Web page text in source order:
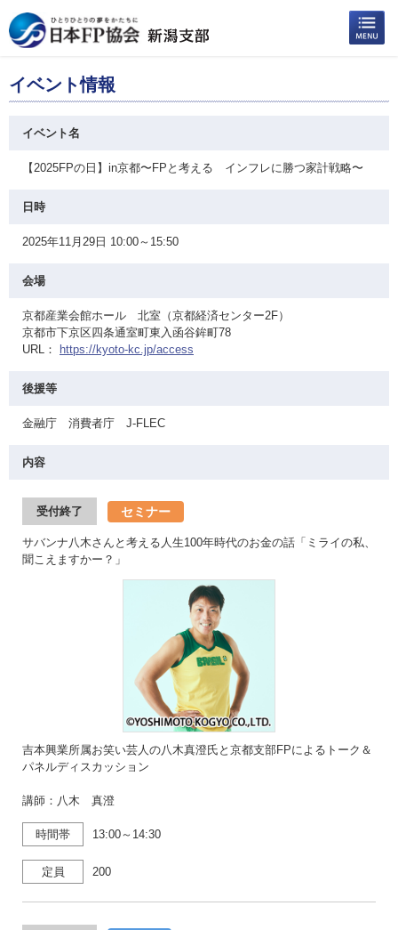
イベント情報
イベント名
【2025FPの日】in京都〜FPと考える インフレに勝つ家計戦略〜
日時
2025年11月29日 10:00～15:50
会場
京都産業会館ホール 北室（京都経済センター2F）
京都市下京区四条通室町東入函谷鉾町78
URL：
https://kyoto-kc.jp/access
後援等
金融庁 消費者庁 J-FLEC
内容
受付終了 セミナー
サバンナ八木さんと考える人生100年時代のお金の話「ミライの私、
聞こえますかー？」
吉本興業所属お笑い芸人の八木真澄氏と京都支部FPによるトーク＆
パネルディスカッション
講師：八木 真澄
時間帯 13:00～14:30
定員 200